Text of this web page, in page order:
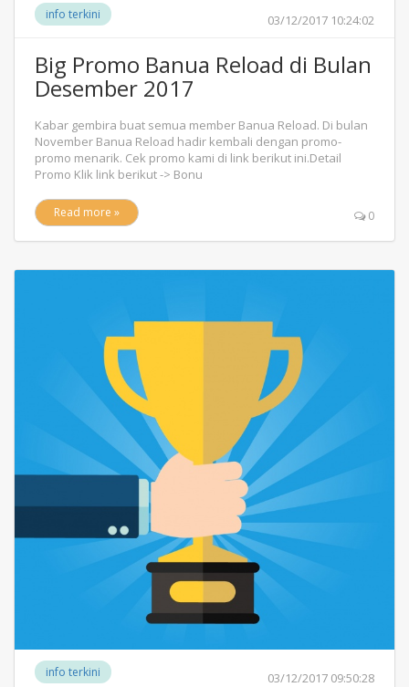
info terkini 03/12/2017 10:24:02
Big Promo Banua Reload di Bulan
Desember 2017
Kabar gembira buat semua member Banua Reload. Di bulan
November Banua Reload hadir kembali dengan promo-
promo menarik. Cek promo kami di link berikut ini.Detail
Promo Klik link berikut -> Bonu
Read more » 0
info terkini 03/12/2017 09:50:28